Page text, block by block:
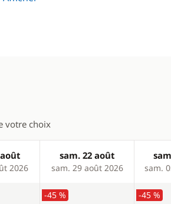
votre choix
2026
sam. 22 août
sam. 29 août 2026 sam.
-45 % -45 %